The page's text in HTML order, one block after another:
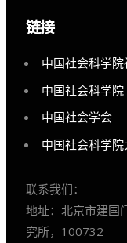
链接
中国社会科学
中国社会科学院
中国社会学会
中国社会科学院
联系我们：
地址：北京市建国
究所，100732